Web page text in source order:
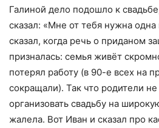
Галиной дело подошло к
сказал: «Мне от тебя нужна
сказал, когда речь о приданом
призналась: семья живёт
потерял работу (в 90-е всех на
сокращали). Так что родители
организовать свадьбу на
жалела. Вот Иван и сказал про